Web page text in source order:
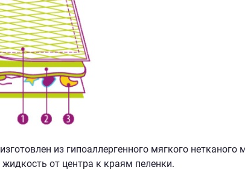
из гипоаллергенного мягкого
жидкость от центра к краям пеленки.